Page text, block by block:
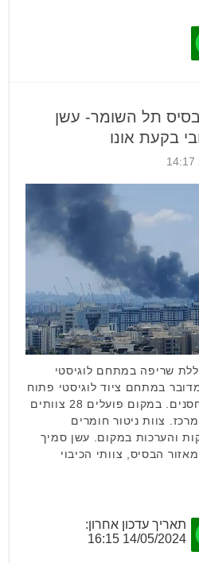
תל השומר- עשן
בקעת אונו
14:00 מתחוללת שריפה במתחם לוגיסטי
במתחם ציוד לוגיסטי פתוח
הכולל כלובים, מכולות ומחסנים. במקום פועלים 28 צוותים
צוות ניטור חומרים
והערכות במקום. עשן סמיך
הבסיס, צוותי הכיבוי
תאריך עדכון אחרון:
14/05/2024 16:15